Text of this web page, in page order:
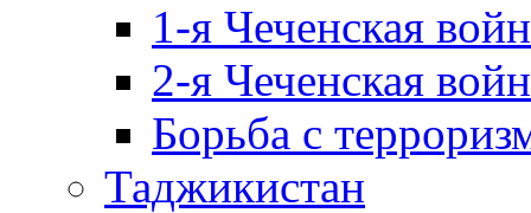
1-я Чеченская
2-я Чеченская
Борьба с
Таджикистан